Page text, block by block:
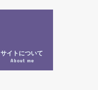
サイトについて
About me